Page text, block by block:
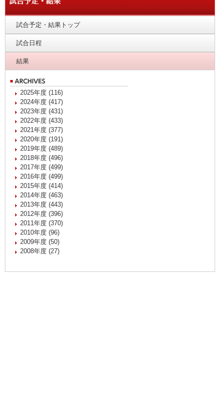
試合予定・結果トップ
試合日程
結果
2025年度 (116)
2024年度 (417)
2023年度 (431)
2022年度 (433)
2021年度 (377)
2020年度 (191)
2019年度 (489)
2018年度 (496)
2017年度 (499)
2016年度 (499)
2015年度 (414)
2014年度 (463)
2013年度 (443)
2012年度 (396)
2011年度 (370)
2010年度 (96)
2009年度 (50)
2008年度 (27)